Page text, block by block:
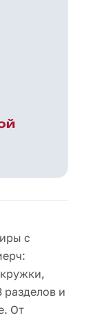
с
и
От